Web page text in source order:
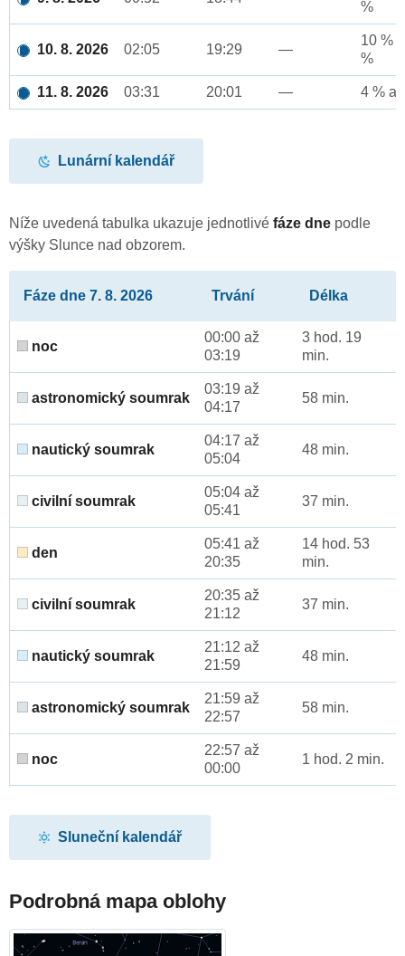
%
10. 8. 2026 02:05 19:29 —
10 %
%
11. 8. 2026 03:31 20:01 — 4 %
Lunární kalendář
Níže uvedená tabulka ukazuje jednotlivé fáze dne podle
výšky Slunce nad obzorem.
Fáze dne 7. 8. 2026 Trvání Délka
noc
00:00 až
03:19
3 hod. 19
min.
astronomický soumrak
03:19 až
04:17
58 min.
nautický soumrak
04:17 až
05:04
48 min.
civilní soumrak
05:04 až
05:41
37 min.
den
05:41 až
20:35
14 hod. 53
min.
civilní soumrak
20:35 až
21:12
37 min.
nautický soumrak
21:12 až
21:59
48 min.
astronomický soumrak
21:59 až
22:57
58 min.
noc
22:57 až
00:00
1 hod. 2 min.
Sluneční kalendář
Podrobná mapa oblohy